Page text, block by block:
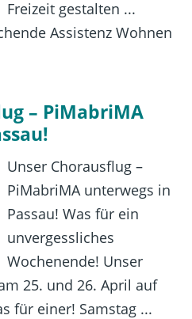
Freizeit gestalten ...
Assistenz Wohnen
– PiMabriMA
Unser Chorausflug –
PiMabriMA unterwegs in
Passau! Was für ein
unvergessliches
Wochenende! Unser
25. und 26. April auf
für einer! Samstag ...